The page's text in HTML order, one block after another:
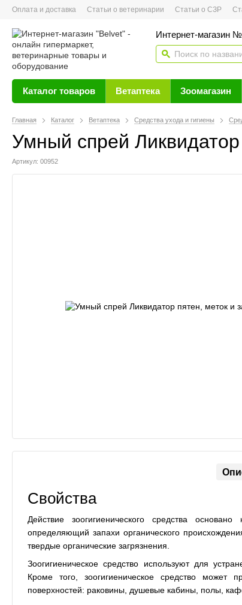
Оплата и доставка Статьи о ветеринарии Статьи о СЗР
Интернет-магазин
Каталог товаров Ветаптека Зоомагазин
Главная Каталог Ветаптека Средства ухода и гигиены
Умный спрей
Артикул: 00952
Свойства
Действие зоогигиенического средства
определяющий запахи органического
твердые органические загрязнения.
Зоогигиеническое средство используют для
Кроме того, зоогигиеническое средство
поверхностей: раковины, душевые кабины, полы,